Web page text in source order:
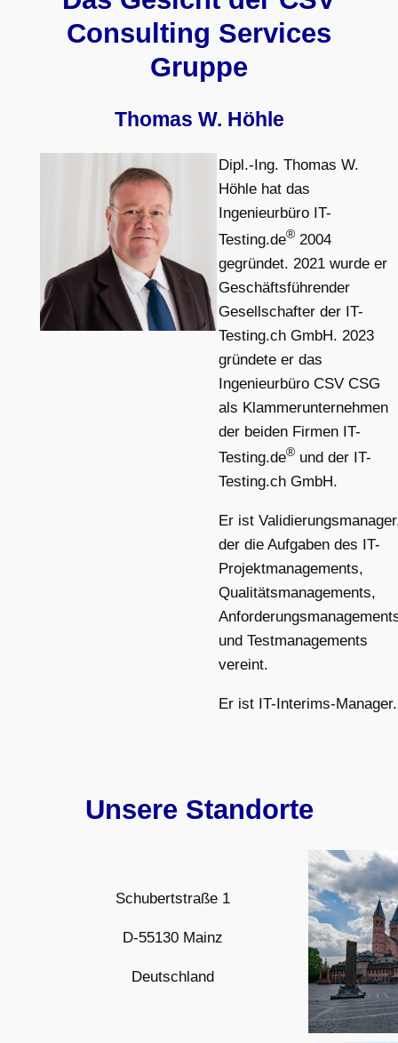
Consulting Services
Gruppe
Thomas W. Höhle
Dipl.-Ing. Thomas W.
Höhle hat das
Ingenieurbüro IT-
Testing.de®2004
gegründet. 2021 wurde er
Geschäftsführender
Gesellschafter der IT-
Testing.ch GmbH. 2023
gründete er das
Ingenieurbüro CSV CSG
als Klammerunternehmen
der beiden Firmen IT-
Testing.de®und der IT-
Testing.ch GmbH.
Er ist
der die Aufgaben des IT-
Projektmanagements,
Qualitätsmanagements,
und Testmanagements
vereint.
Er ist IT-Interims-Manager.
Unsere Standorte
Schubertstraße 1
D-55130 Mainz
Deutschland